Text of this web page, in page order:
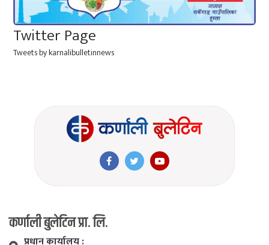
Twitter Page
Tweets by karnalibulletinnews
कर्णाली बुलेटिन प्रा. लि.
प्रधान कार्यालय :